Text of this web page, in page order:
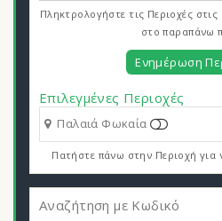
Πληκτρολογήστε τις Περιοχές
στο παραπάνω
Ενημέρωση
Επιλεγμένες Περιοχές
Παλαιά Φωκαία
Πατήστε πάνω στην Περιοχή για
Αναζήτηση με Κωδικό